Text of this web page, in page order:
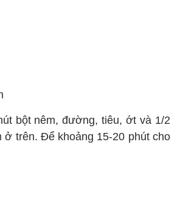
bột nêm, đường, tiêu, ớt và 1/2
ở trên. Để khoảng 15-20 phút cho